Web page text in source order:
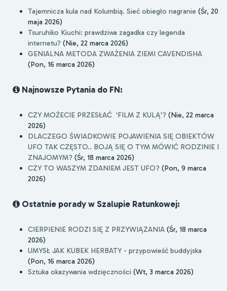
Tajemnicza kula nad Kolumbią. Sieć obiegło nagranie (Śr, 20
maja 2026)
Tsuruhiko Kiuchi: prawdziwa zagadka czy legenda
internetu? (Nie, 22 marca 2026)
GENIALNA METODA ZWAŻENIA ZIEMI CAVENDISHA
(Pon, 16 marca 2026)
Najnowsze Pytania do FN:
CZY MOŻECIE PRZESŁAĆ 'FILM Z KULĄ'? (Nie, 22 marca
2026)
DLACZEGO ŚWIADKOWIE POJAWIENIA SIĘ OBIEKTÓW
UFO TAK CZĘSTO.. BOJĄ SIĘ O TYM MÓWIĆ RODZINIE I
ZNAJOMYM? (Śr, 18 marca 2026)
CZY TO WASZYM ZDANIEM JEST UFO? (Pon, 9 marca
2026)
Ostatnie porady w Szalupie Ratunkowej:
CIERPIENIE RODZI SIĘ Z PRZYWIĄZANIA (Śr, 18 marca
2026)
UMYSŁ JAK KUBEK HERBATY - przypowieść buddyjska
(Pon, 16 marca 2026)
Sztuka okazywania wdzięczności (Wt, 3 marca 2026)